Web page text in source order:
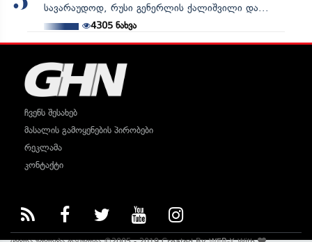
სავარაუდოდ, რუსი გენერლის ქალიშვილი და...
4305ნახვა
ჩვენს შესახებ
მასალის გამოყენების პირობები
რეკლამა
კონტაქტი